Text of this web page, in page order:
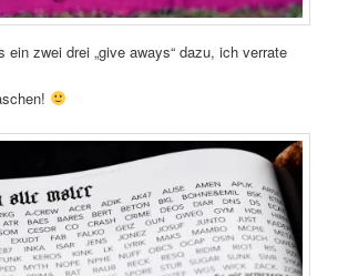
ein zwei drei „give aways“ dazu, ich verrate